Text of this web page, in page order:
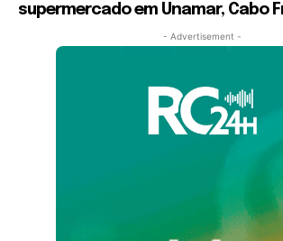
supermercado em Unamar, Cabo
- Advertisement -